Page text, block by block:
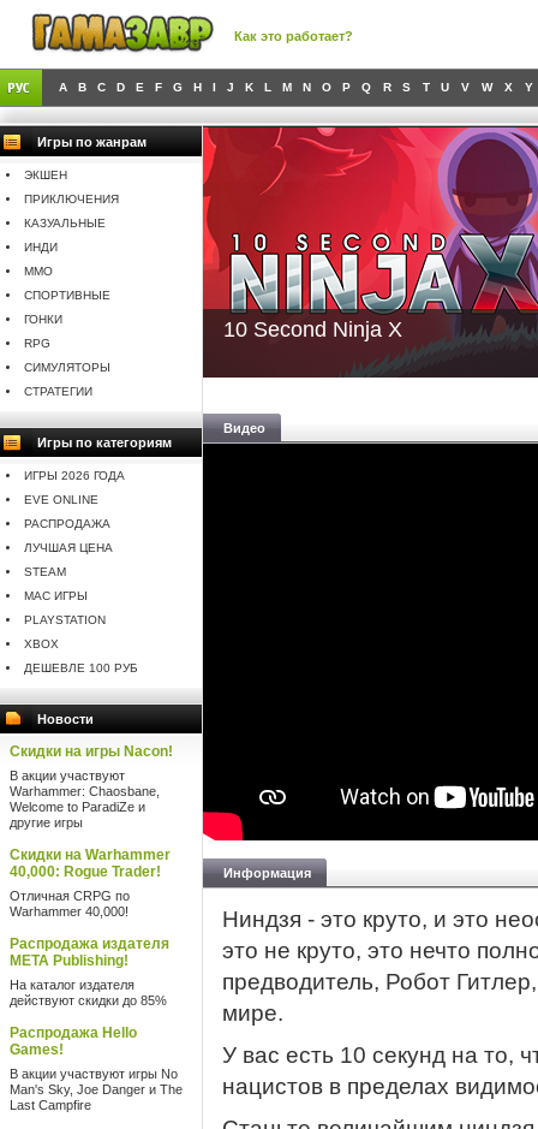
Как это работает?
A B C D E F G H I J K L M N O P Q R S T U V W X Y
Игры по жанрам
ЭКШЕН
ПРИКЛЮЧЕНИЯ
КАЗУАЛЬНЫЕ
ИНДИ
MMO
СПОРТИВНЫЕ
ГОНКИ
RPG
СИМУЛЯТОРЫ
СТРАТЕГИИ
Игры по категориям
ИГРЫ 2026 ГОДА
EVE ONLINE
РАСПРОДАЖА
ЛУЧШАЯ ЦЕНА
STEAM
MAC ИГРЫ
PLAYSTATION
XBOX
ДЕШЕВЛЕ 100 РУБ
Новости
Скидки на игры Nacon!
В акции участвуют
Warhammer: Chaosbane,
Welcome to ParadiZe и
другие игры
Скидки на Warhammer
40,000: Rogue Trader!
Отличная CRPG по
Warhammer 40,000!
Распродажа издателя
META Publishing!
На каталог издателя
действуют скидки до 85%
Распродажа Hello
Games!
В акции участвуют игры No
Man's Sky, Joe Danger и The
Last Campfire
10 Second Ninja X
Видео
Информация
Ниндзя - это круто, и это
это не круто, это нечто
предводитель, Робот
мире.
У вас есть 10 секунд на то,
нацистов в пределах